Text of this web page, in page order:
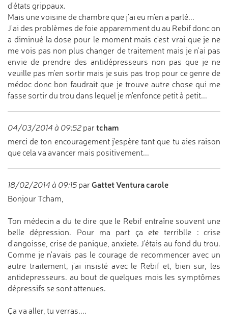
d'états grippaux.
Mais une voisine de chambre que j'ai eu m'en a parlé...
J'ai des problèmes de foie apparemment du au Rebif donc on
a diminué la dose pour le moment mais c'est vrai que je ne
me vois pas non plus changer de traitement mais je n'ai pas
envie de prendre des antidépresseurs non pas que je ne
veuille pas m'en sortir mais je suis pas trop pour ce genre de
médoc donc bon faudrait que je trouve autre chose qui me
fasse sortir du trou dans lequel je m'enfonce petit à petit...
04/03/2014 à 09:52 par tcham
merci de ton encouragement j'espère tant que tu aies raison
que cela va avancer mais positivement...
18/02/2014 à 09:15 par Gattet Ventura carole
Bonjour Tcham,
Ton médecin a du te dire que le Rebif entraîne souvent une
belle dépression. Pour ma part ça ete terriblle : crise
d'angoisse, crise de panique, anxiete. J'étais au fond du trou.
Comme je n'avais pas le courage de recommencer avec un
autre traitement, j'ai insisté avec le Rebif et, bien sur, les
antidepresseurs. au bout de quelques mois les symptômes
dépressifs se sont attenues.
Ça va aller, tu verras....